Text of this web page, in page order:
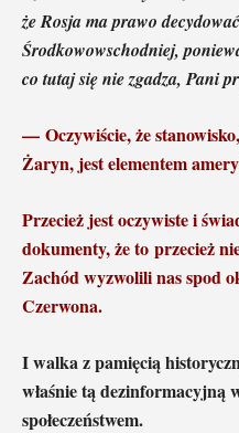
że Rosja ma prawo
Środkowowschodniej,
co tutaj się nie zgadza, Pani
— Oczywiście, że
Żaryn, jest elementem
Przecież jest oczywiste i
dokumenty, że to przecież
Zachód wyzwolili nas spod
Czerwona.
I walka z pamięcią
właśnie tą dezinformacyjną
społeczeństwem.